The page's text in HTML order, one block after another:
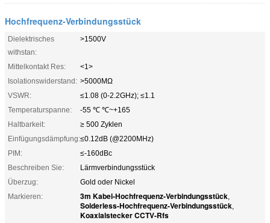
Hochfrequenz-Verbindungsstück
Dielektrisches
withstan:
>1500V
Mittelkontakt Res:
<1>
Isolationswiderstand: >5000MΩ
VSWR:
≤1.08 (0-2.2GHz); ≤1.1
Temperaturspanne:
-55 ℃ ℃~+165
Haltbarkeit:
≥ 500 Zyklen
Einfügungsdämpfung:≤0.12dB (@2200MHz)
PIM:
≤-160dBc
Beschreiben Sie:
Lärmverbindungsstück
Überzug:
Gold oder Nickel
Markieren:
3m Kabel-Hochfrequenz-Verbindungsstück,
Solderless-Hochfrequenz-Verbindungsstück,
Koaxialstecker CCTV-Rfs